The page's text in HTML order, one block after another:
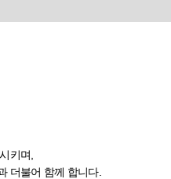
키며,
더불어 함께 합니다.